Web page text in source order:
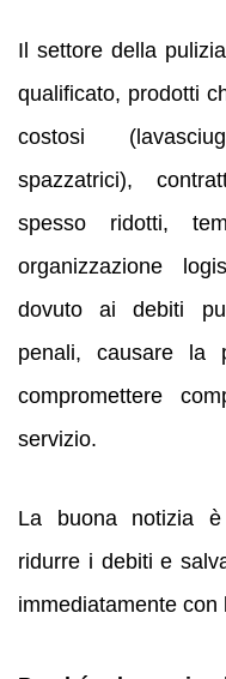
Il settore della
qualificato, prodotti
costosi
spazzatrici),
spesso ridotti,
organizzazione
dovuto ai debiti
penali, causare la
compromettere
servizio.
La buona notizia
ridurre i debiti e
immediatamente